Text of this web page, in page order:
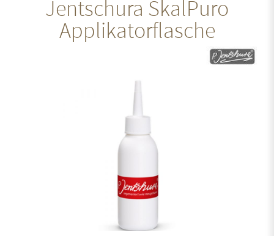
Jentschura SkalPuro
Applikatorflasche